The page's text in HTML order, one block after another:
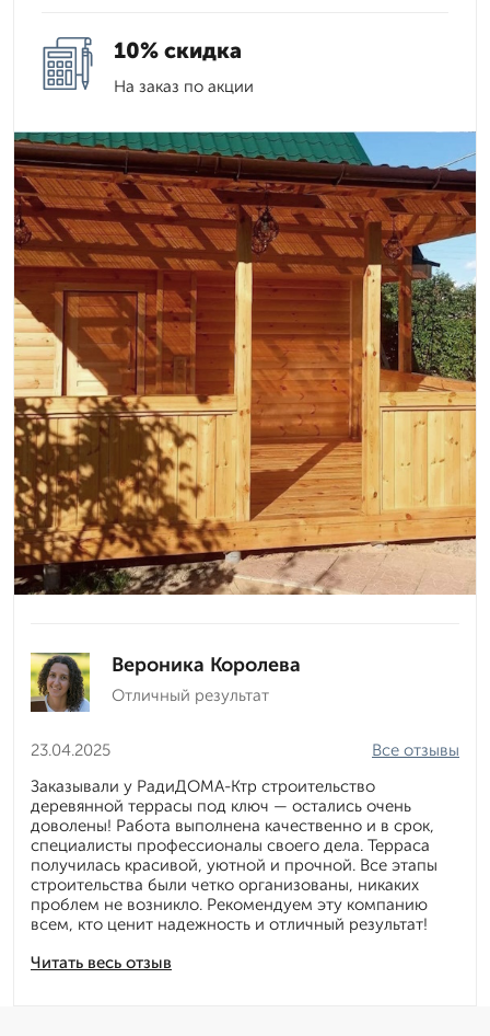
10% скидка
На заказ по акции
Вероника Королева
Отличный результат
23.04.2025
Читать весь отзыв
Все отзывы
Заказывали у РадиДОМА-Ктр строительство
деревянной террасы под ключ — остались очень
доволены! Работа выполнена качественно и в срок,
специалисты профессионалы своего дела. Терраса
получилась красивой, уютной и прочной. Все этапы
строительства были четко организованы, никаких
проблем не возникло. Рекомендуем эту компанию
всем, кто ценит надежность и отличный результат!